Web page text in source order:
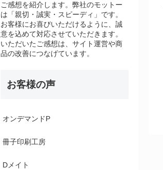
ご感想を紹介します。弊社のモットー
は「親切・誠実・スピーディ」です。
お客様にお喜びいただけるように、誠
意を込めて対応させていただきます。
いただいたご感想は、サイト運営や商
品の改善につなげています。
お客様の声
オンデマンドP
冊子印刷工房
Dメイト